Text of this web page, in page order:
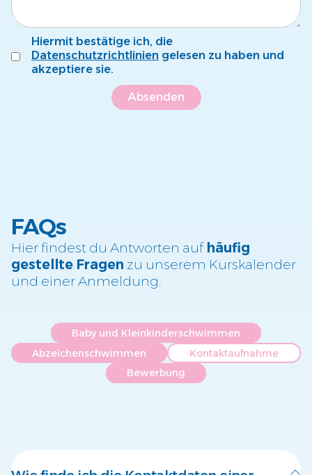
Fröschli
Seepferdli
Hiermit bestätige ich, die
Datenschutzrichtlinien gelesen zu haben und
akzeptiere sie.
FAQs
Hier findest du Antworten auf häufig
gestellte Fragen zu unserem Kurskalender
und einer Anmeldung.
Baby und Kleinkinderschwimmen
Abzeichenschwimmen
Kontaktaufnahme
Bewerbung